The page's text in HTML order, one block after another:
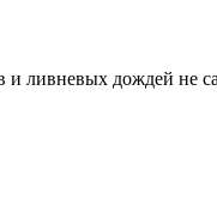
и ливневых дождей не